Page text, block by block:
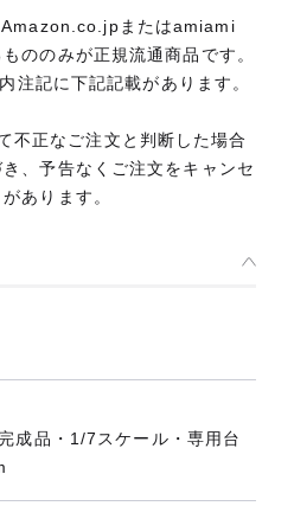
またはamiami
ののみが正規流通商品です。
注記に下記記載があります。
不正なご注文と判断した場合
、予告なくご注文をキャンセ
あります。
成品・1/7スケール・専用台